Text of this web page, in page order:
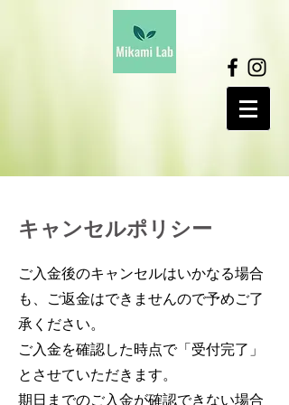
キャンセルポリシー
ご入金後のキャンセルはいかなる場合
も、ご返金はできませんので予めご了
承ください。
ご入金を確認した時点で「受付完了」
とさせていただきます。
期日までのご入金が確認できない場合